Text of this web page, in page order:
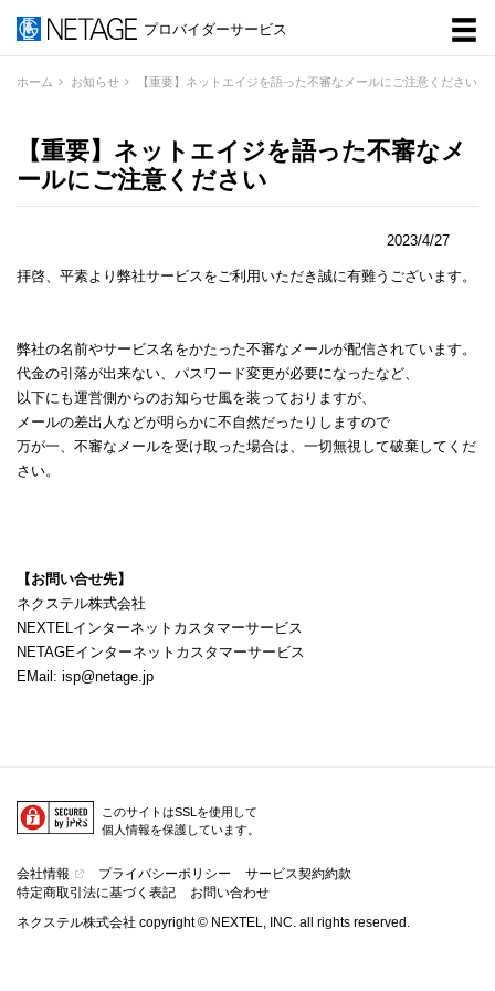
メ
ニ
ー
プロバイダーサービス
ホーム お知らせ 【重要】ネットエイジを語った不審なメールにご注意ください
【重要】ネットエイジを語った不審なメ
ールにご注意ください
2023/4/27
拝啓、平素より弊社サービスをご利用いただき誠に有難うございます。
弊社の名前やサービス名をかたった不審なメールが配信されています。
代金の引落が出来ない、パスワード変更が必要になったなど、
以下にも運営側からのお知らせ風を装っておりますが、
メールの差出人などが明らかに不自然だったりしますので
万が一、不審なメールを受け取った場合は、一切無視して破棄してくだ
さい。
【お問い合せ先】
ネクステル株式会社
NEXTELインターネットカスタマーサービス
NETAGEインターネットカスタマーサービス
EMail: isp@netage.jp
このサイトはSSLを使用して
個人情報を保護しています。
会社情報 プライバシーポリシー
サービス契約約款
特定商取引法に基づく表記
お問い合わせ
ネクステル株式会社 copyright © NEXTEL, INC. all rights reserved.